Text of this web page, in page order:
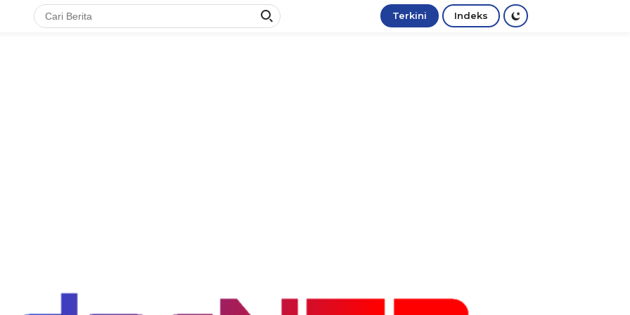
Terkini Indeks